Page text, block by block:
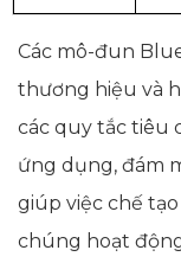
Các mô-đun
thương hiệu và
các quy tắc tiêu
ứng dụng, đám
giúp việc chế
chúng hoạt